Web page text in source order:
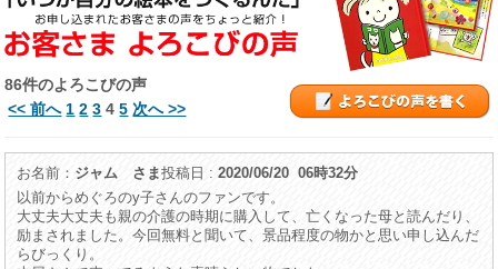
86件のよろこびの声
<< 前へ 1 2 3 4 5 次へ >>
お名前： ジャム さま投稿日 :2020/06/20 06時32分
以前からめぐろのy子さんのファンです。
大丈夫大丈夫も親の介護の時期に購入して、亡くなった母と読んだり、
励まされました。今回無料と聞いて、景品程度の物かと思い申し込んだ
らびっくり。